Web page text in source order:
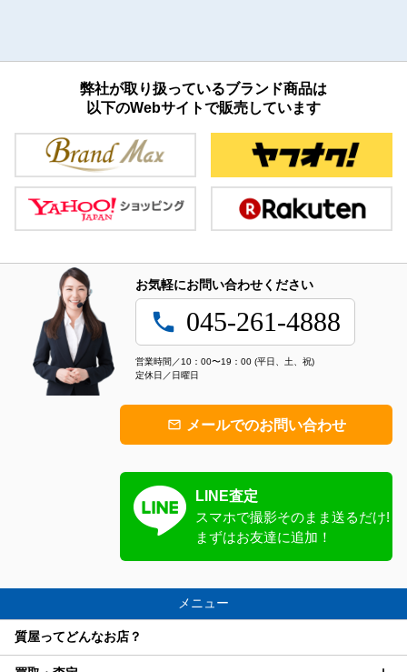
弊社が取り扱っているブランド商品は
以下のWebサイトで販売しています
お気軽にお問い合わせください
local_phone 045-261-4888
営業時間／10：00〜19：00 (平日、土、祝)
定休日／日曜日
mail_outline メールでのお問い合わせ
LINE査定
スマホで撮影そのまま送るだけ!
まずはお友達に追加！
メニュー
質屋ってどんなお店？